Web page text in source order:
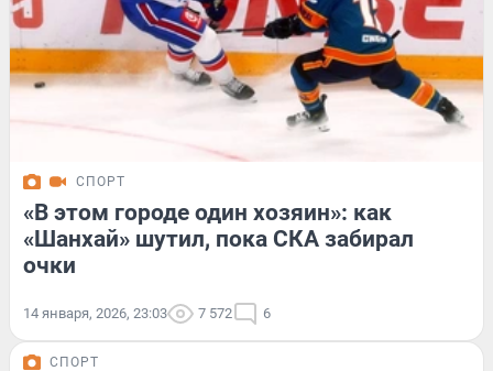
СПОРТ
«В этом городе один хозяин»: как
«Шанхай» шутил, пока СКА забирал
очки
14 января, 2026, 23:03 7 572 6
СПОРТ